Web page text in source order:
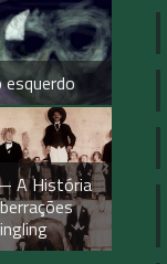
esquerdo
A História